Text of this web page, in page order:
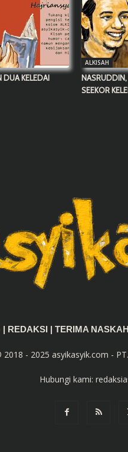
KELEDAI
ALKISAH
NASRUDDIN,
SEEKOR
REDAKSI TERIMA NASKAH
- 2025 asyikasyik.com -
Hubungi kami: